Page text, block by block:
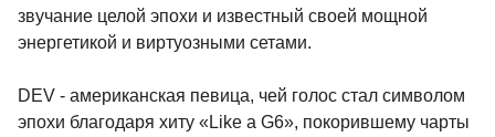
звучание целой эпохи и известный своей мощной
энергетикой и виртуозными сетами.
DEV - американская певица, чей голос стал символом
эпохи благодаря хиту «Like a G6», покорившему чарты